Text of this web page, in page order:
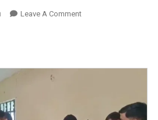
Leave A CommentOn
तहसील